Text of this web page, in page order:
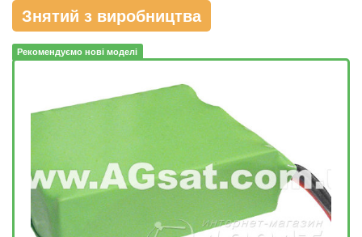
Знятий з виробництва
Рекомендуємо нові моделі